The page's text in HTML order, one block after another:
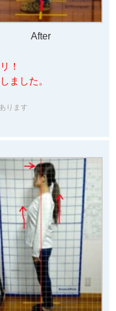
After
！
ました。
ります